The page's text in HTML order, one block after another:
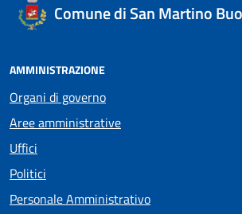
Comune di San Martino
AMMINISTRAZIONE
Organi di governo
Aree amministrative
Uffici
Politici
Personale Amministrativo